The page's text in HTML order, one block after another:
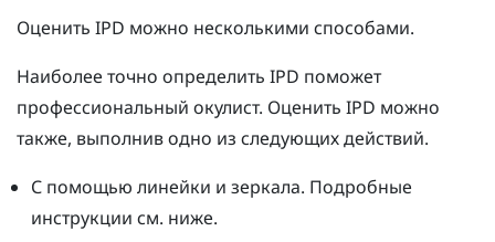
Оценить IPD можно несколькими способами.
Наиболее точно определить IPD поможет
профессиональный окулист. Оценить IPD можно
также, выполнив одно из следующих действий.
С помощью линейки и зеркала. Подробные
инструкции см. ниже.